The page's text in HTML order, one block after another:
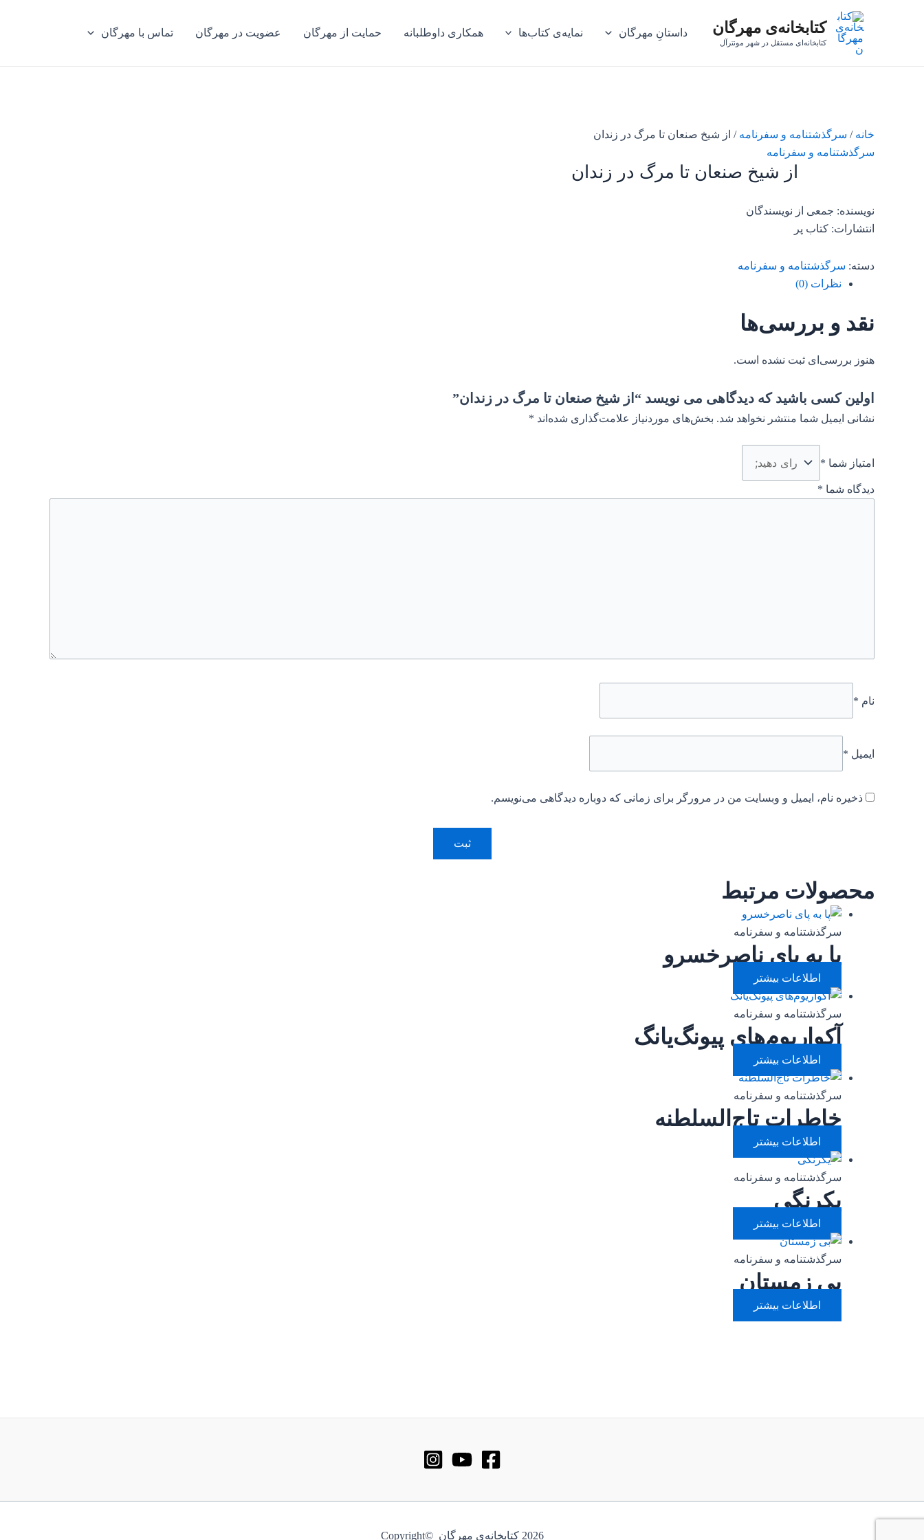
کتابخانه‌ی مهرگان
کتابخانه‌ای مستقل در شهر مونترآل
داستانِ مهرگان نمایه‌ی کتاب‌ها همکاری داوطلبانه حمایت از مهرگان عضویت در مهرگان تماس با مهرگان
خانه / سرگذشتنامه و سفرنامه / از شیخ صنعان تا مرگ در زندان
سرگذشتنامه و سفرنامه
از شیخ صنعان تا مرگ در زندان
نویسنده: جمعی از نویسندگان
انتشارات: کتاب پر
دسته: سرگذشتنامه و سفرنامه
نظرات (0)
نقد و بررسی‌ها
هنوز بررسی‌ای ثبت نشده است.
اولین کسی باشید که دیدگاهی می نویسد “از شیخ صنعان تا مرگ در زندان”
نشانی ایمیل شما منتشر نخواهد شد. بخش‌های موردنیاز علامت‌گذاری شده‌اند *
امتیاز شما *
دیدگاه شما *
نام *
ایمیل *
ذخیره نام، ایمیل و وبسایت من در مرورگر برای زمانی که دوباره دیدگاهی می‌نویسم.
محصولات مرتبط
سرگذشتنامه و سفرنامه
پا به پای ناصرخسرو
اطلاعات بیشتر
سرگذشتنامه و سفرنامه
آکواریوم‌های پیونگ‌یانگ
اطلاعات بیشتر
سرگذشتنامه و سفرنامه
خاطرات تاج‌السلطنه
اطلاعات بیشتر
سرگذشتنامه و سفرنامه
یکرنگی
اطلاعات بیشتر
سرگذشتنامه و سفرنامه
بی زمستان
اطلاعات بیشتر
2026 کتابخانه‌ی مهرگان ©Copyright